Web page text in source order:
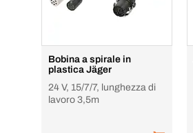
Bobina a spirale in
plastica Jäger
24 V, 15/7/7, lunghezza di
lavoro 3,5m